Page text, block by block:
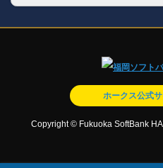
ホークス公式
Copyright © Fukuoka SoftBank